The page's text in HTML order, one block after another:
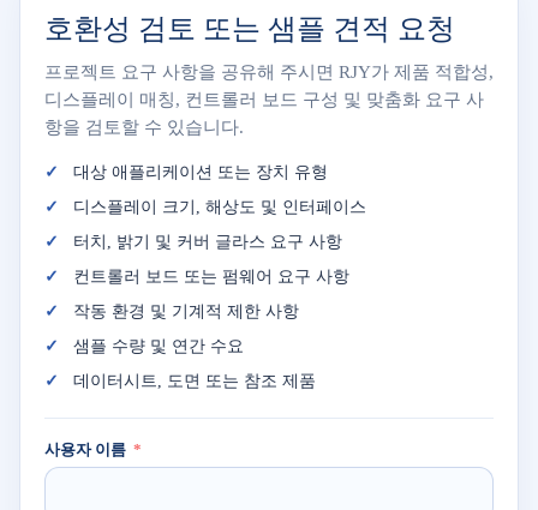
호환성 검토 또는 샘플 견적 요청
프로젝트 요구 사항을 공유해 주시면 RJY가 제품 적합성,
디스플레이 매칭, 컨트롤러 보드 구성 및 맞춤화 요구 사
항을 검토할 수 있습니다.
대상 애플리케이션 또는 장치 유형
디스플레이 크기, 해상도 및 인터페이스
터치, 밝기 및 커버 글라스 요구 사항
컨트롤러 보드 또는 펌웨어 요구 사항
작동 환경 및 기계적 제한 사항
샘플 수량 및 연간 수요
데이터시트, 도면 또는 참조 제품
사용자 이름